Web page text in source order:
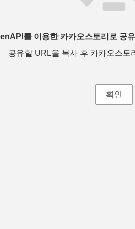
를 이용한 카카오스토리로 공
공유할 URL을 복사 후 카카오스토
확인